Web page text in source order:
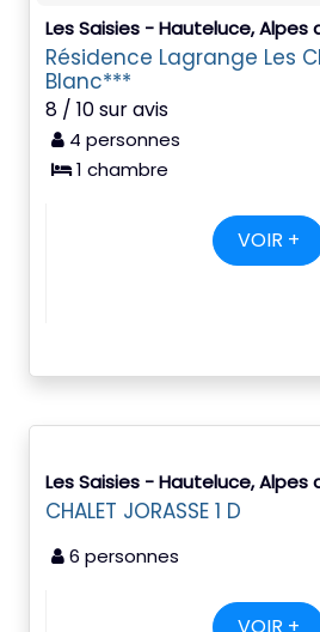
Les Saisies - Hauteluce, Alpes
Résidence Lagrange Les
Blanc***
8 / 10 sur avis
4 personnes
1 chambre
VOIR +
Les Saisies - Hauteluce, Alpes
CHALET JORASSE 1 D
6 personnes